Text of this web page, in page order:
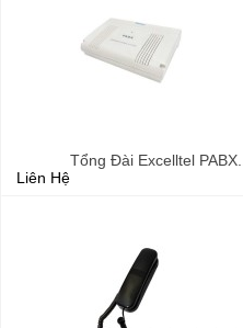
Liên Hệ
Tổng Đài Excelltel PABX...